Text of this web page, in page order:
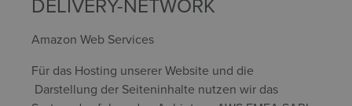
Amazon Web Services
Für das Hosting unserer Website und die
Darstellung der Seiteninhalte nutzen wir das